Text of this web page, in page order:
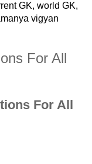
GK, world GK,
vigyan
For All
For All